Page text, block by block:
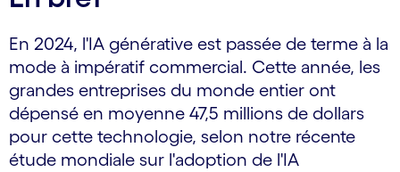
En 2024, l'IA générative est passée de terme à la
mode à impératif commercial. Cette année, les
grandes entreprises du monde entier ont
dépensé en moyenne 47,5 millions de dollars
pour cette technologie, selon notre récente
étude mondiale sur l'adoption de l'IA